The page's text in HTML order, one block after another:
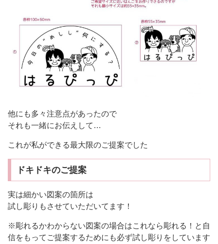
他にも多々注意点があったので
それも一緒にお伝えして…
これが私ができる最大限のご提案でした
ドキドキのご提案
実は細かい図案の箇所は
試し彫りもさせていただいてます！
※彫れるかわからない図案の場合はこれなら彫れる！と自
信をもってご提案するためにも必ず試し彫りをしています